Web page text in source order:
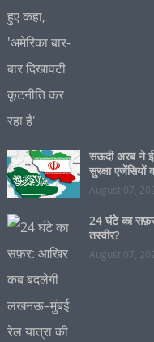
सऊदी अरब ने
सुरक्षा एजेंसियों
August 07,
24 घंटे का
तस्वीर?
August 07,